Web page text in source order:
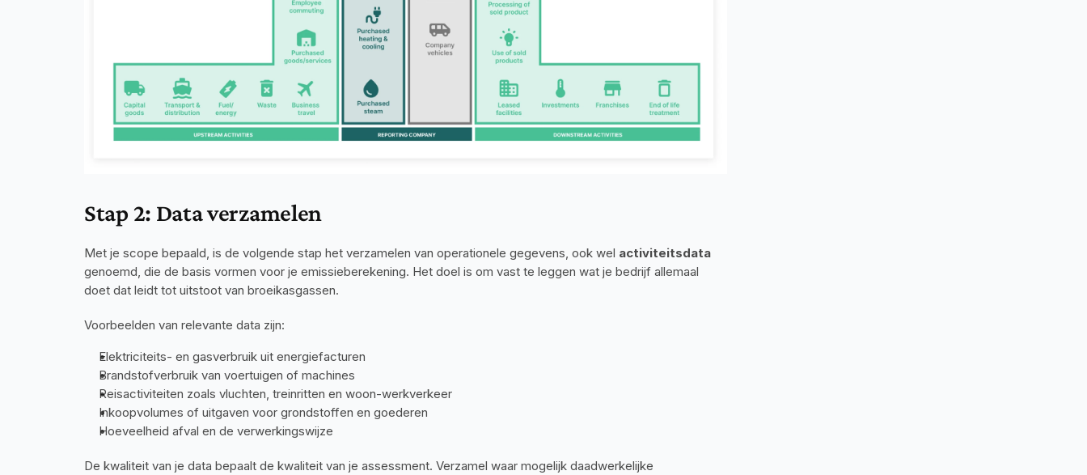
Stap 2: Data verzamelen
Met je scope bepaald, is de volgende stap het verzamelen van operationele gegevens, ook wel activiteitsdata
genoemd, die de basis vormen voor je emissieberekening. Het doel is om vast te leggen wat je bedrijf allemaal
doet dat leidt tot uitstoot van broeikasgassen.
Voorbeelden van relevante data zijn:
Elektriciteits- en gasverbruik uit energiefacturen
Brandstofverbruik van voertuigen of machines
Reisactiviteiten zoals vluchten, treinritten en woon-werkverkeer
Inkoopvolumes of uitgaven voor grondstoffen en goederen
Hoeveelheid afval en de verwerkingswijze
De kwaliteit van je data bepaalt de kwaliteit van je assessment. Verzamel waar mogelijk daadwerkelijke